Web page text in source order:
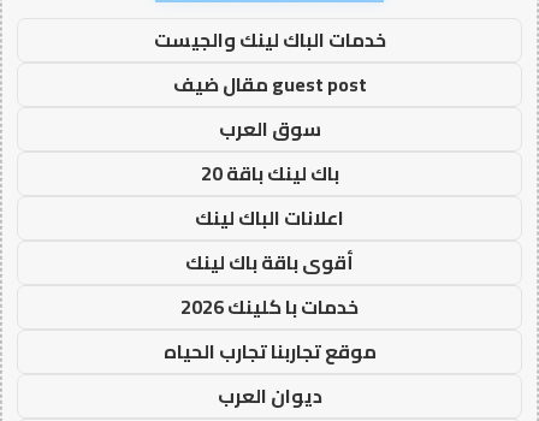
خدمات الباك لينك والجيست
guest post مقال ضيف
سوق العرب
باك لينك باقة 20
اعلانات الباك لينك
أقوى باقة باك لينك
خدمات با كلينك 2026
موقع تجاربنا تجارب الحياه
ديوان العرب